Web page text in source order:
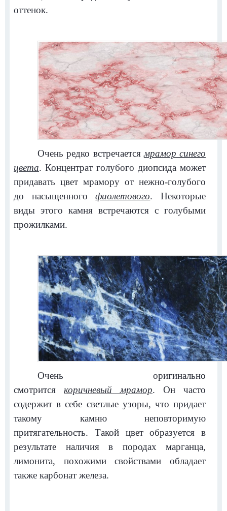
оттенок.
Очень редко встречаетсямрамор синего
цвета. Концентрат голубого диопсида может
придавать цвет мрамору от нежно-голубого
до насыщенногофиолетового. Некоторые
виды этого камня встречаются с голубыми
прожилками.
Очень оригинально
смотрится коричневый мрамор. Он часто
содержит в себе светлые узоры, что придает
такому камню неповторимую
притягательность. Такой цвет образуется в
результате наличия в породах марганца,
лимонита, похожими свойствами обладает
также карбонат железа.